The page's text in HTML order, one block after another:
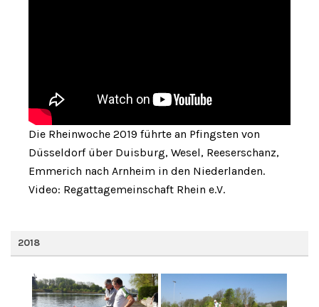
Die Rheinwoche 2019 führte an Pfingsten von
Düsseldorf über Duisburg, Wesel, Reeserschanz,
Emmerich nach Arnheim in den Niederlanden.
Video: Regattagemeinschaft Rhein e.V.
2018